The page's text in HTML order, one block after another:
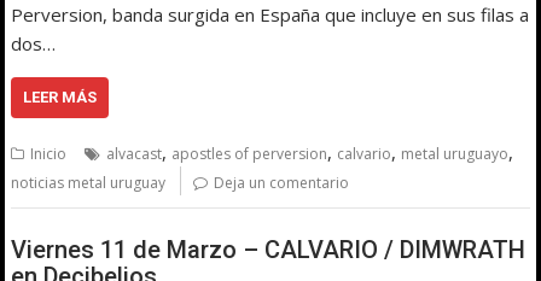
Perversion, banda surgida en España que incluye en sus filas a
dos…
LEER MÁS
Inicio alvacast, apostles of perversion, calvario, metal uruguayo,
noticias metal uruguay Deja un comentario
Viernes 11 de Marzo – CALVARIO / DIMWRATH